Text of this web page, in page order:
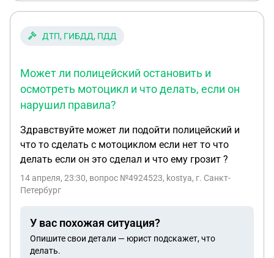
ДТП, ГИБДД, ПДД
Может ли полицейский остановить и
осмотреть мотоцикл и что делать, если он
нарушил правила?
Здравствуйте может ли подойти полицейский и
что то сделать с мотоциклом если нет то что
делать если он это сделал и что ему грозит ?
14 апреля, 23:30, вопрос №4924523, kostya, г. Санкт-
Петербург
У вас похожая ситуация?
Опишите свои детали — юрист подскажет, что
делать.